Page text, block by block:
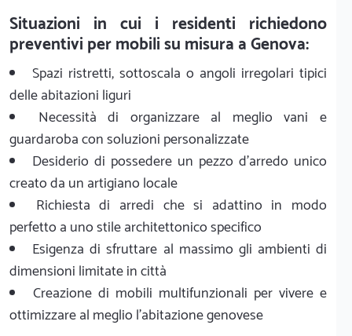
Situazioni in cui i residenti richiedono
preventivi per mobili su misura a Genova:
Spazi ristretti, sottoscala o angoli irregolari tipici
delle abitazioni liguri
Necessità di organizzare al meglio vani e
guardaroba con soluzioni personalizzate
Desiderio di possedere un pezzo d'arredo unico
creato da un artigiano locale
Richiesta di arredi che si adattino in modo
perfetto a uno stile architettonico specifico
Esigenza di sfruttare al massimo gli ambienti di
dimensioni limitate in città
Creazione di mobili multifunzionali per vivere e
ottimizzare al meglio l'abitazione genovese